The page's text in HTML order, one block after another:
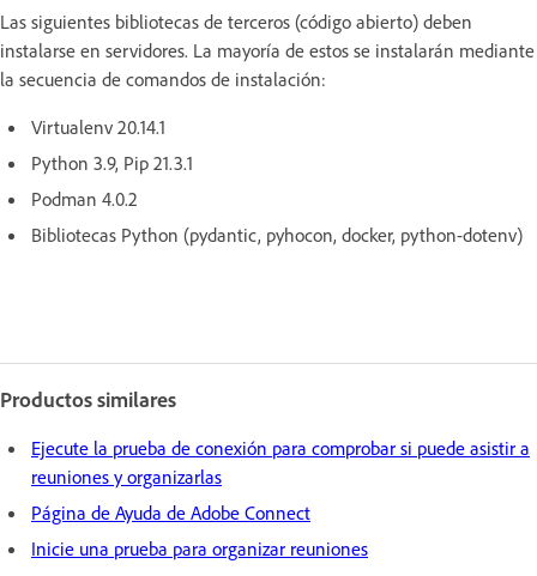
Las siguientes bibliotecas de terceros (código abierto) deben
instalarse en servidores. La mayoría de estos se instalarán mediante
la secuencia de comandos de instalación:
Virtualenv 20.14.1
Python 3.9, Pip 21.3.1
Podman 4.0.2
Bibliotecas Python (pydantic, pyhocon, docker, python-dotenv)
Productos similares
Ejecute la prueba de conexión para comprobar si puede asistir a
reuniones y organizarlas
Página de Ayuda de Adobe Connect
Inicie una prueba para organizar reuniones